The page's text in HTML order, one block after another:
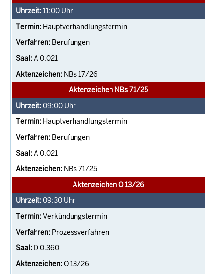
11:00 Uhr
Hauptverhandlungstermin
Berufungen
A 0.021
NBs 17/26
Aktenzeichen NBs 71/25
09:00 Uhr
Hauptverhandlungstermin
Berufungen
A 0.021
NBs 71/25
Aktenzeichen O 13/26
09:30 Uhr
Verkündungstermin
Prozessverfahren
D 0.360
O 13/26